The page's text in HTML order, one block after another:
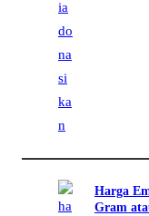
Harga
Gram